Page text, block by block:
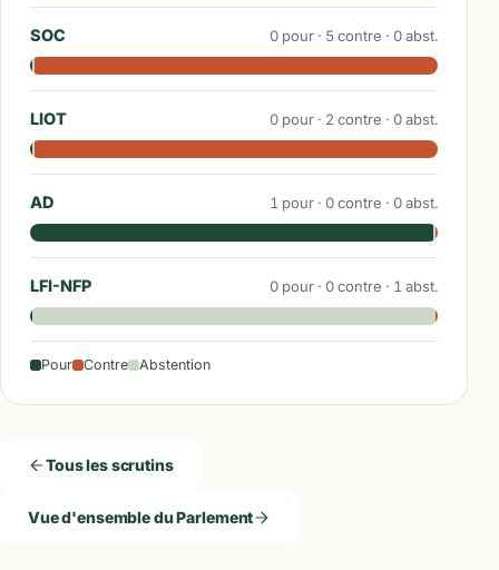
SOC 0 pour · 5contre · 0abst.
LIOT 0 pour · 2 contre · 0abst.
AD 1 pour · 0contre · 0abst.
LFI-NFP 0 pour · 0contre · 1 abst.
Pour Contre Abstention
Tous les scrutins
Vue d'ensemble du Parlement